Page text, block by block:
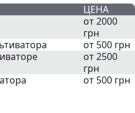
ЦЕНА
от 2000
грн
от 500 грн
от 2500
грн
от 500 грн